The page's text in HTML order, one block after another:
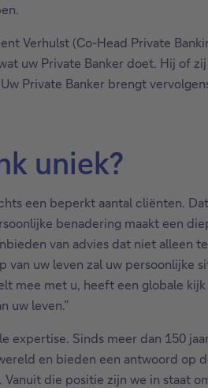
Verhulst (Co-Head Private
uw Private Banker doet. Hij of
Private Banker brengt
uniek?
een beperkt aantal cliënten.
benadering maakt een
van advies dat niet alleen
van uw leven zal uw persoonlijke
mee met u, heeft een globale
uw leven.”
Sinds meer dan 150
en bieden een antwoord op
die positie zijn we in staat